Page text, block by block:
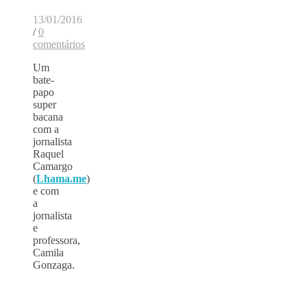
13/01/2016
/ 0
comentários
Um
bate-
papo
super
bacana
com a
jornalista
Raquel
Camargo
(Lhama.me)
e com
a
jornalista
e
professora,
Camila
Gonzaga.